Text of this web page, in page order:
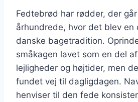
Fedtebrød har rødder, der
århundrede, hvor det blev en
danske bagetradition.
småkagen lavet som en del
lejligheder og højtider, men
fundet vej til dagligdagen.
henviser til den fede